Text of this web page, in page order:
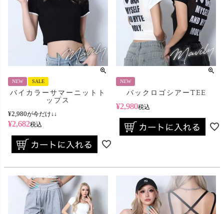
NEW SALE
バイカラーサマーニットト
ップス
¥2,980が今だけ↓↓
¥2,682税込
NEW
バックロゴシアーTEE
¥2,980税込